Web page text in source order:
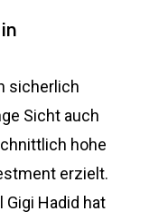
sicherlich
Sicht auch
hohe
erzielt.
Hadid hat